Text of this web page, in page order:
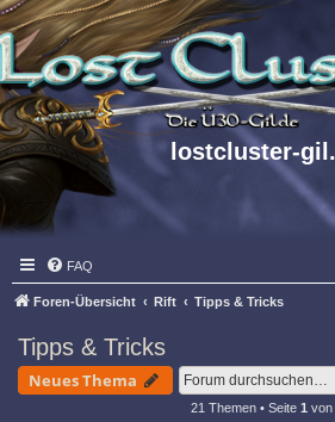
lostcluster-
FAQ
Foren-Übersicht Rift Tipps & Tricks
Tipps & Tricks
Neues Thema
21 Themen • Seite 1 von